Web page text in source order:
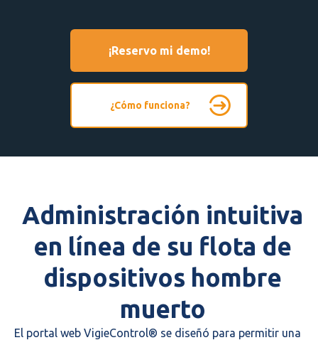
¡Reservo mi demo!
¿Cómo funciona?
Administración intuitiva
en línea de su flota de
dispositivos hombre
muerto
El portal web VigieControl® se diseñó para permitir una